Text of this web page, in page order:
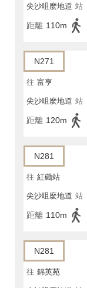
尖沙咀麼地道 站
距離 110m
N271
往 富亨
尖沙咀麼地道 站
距離 120m
N281
往 紅磡站
尖沙咀麼地道 站
距離 110m
N281
往 錦英苑